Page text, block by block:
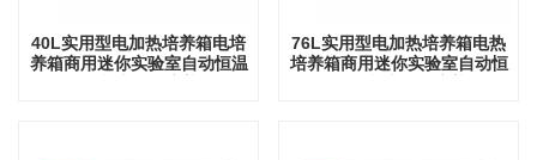
40L实用型电加热培养箱电培
养箱商用迷你实验室自动恒温
76L实用型电加热培养箱电热
培养箱商用迷你实验室自动恒